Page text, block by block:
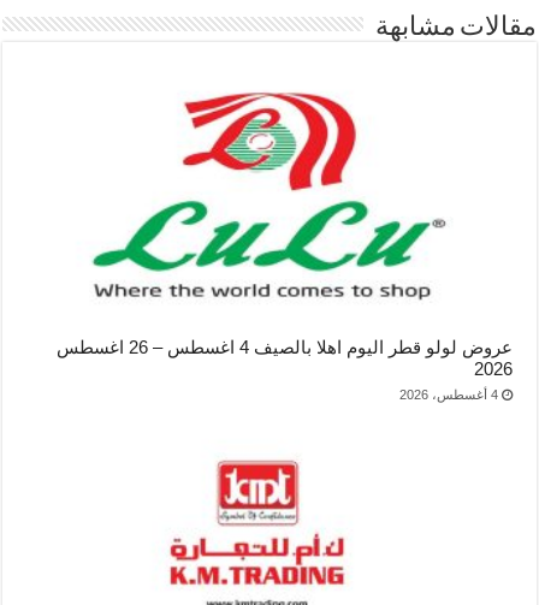
مقالات مشابهة
عروض لولو قطر اليوم اهلا بالصيف 4 اغسطس – 26 اغسطس
2026
4 أغسطس، 2026